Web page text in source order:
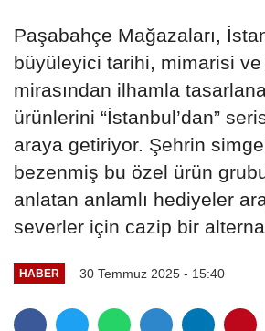
Paşabahçe Mağazaları,
büyüleyici tarihi, mimarisi
mirasından ilhamla
ürünlerini “İstanbul’dan”
araya getiriyor. Şehrin
bezenmiş bu özel ürün
anlatan anlamlı hediyeler
severler için cazip bir
HABER 30 Temmuz 2025 - 15:40